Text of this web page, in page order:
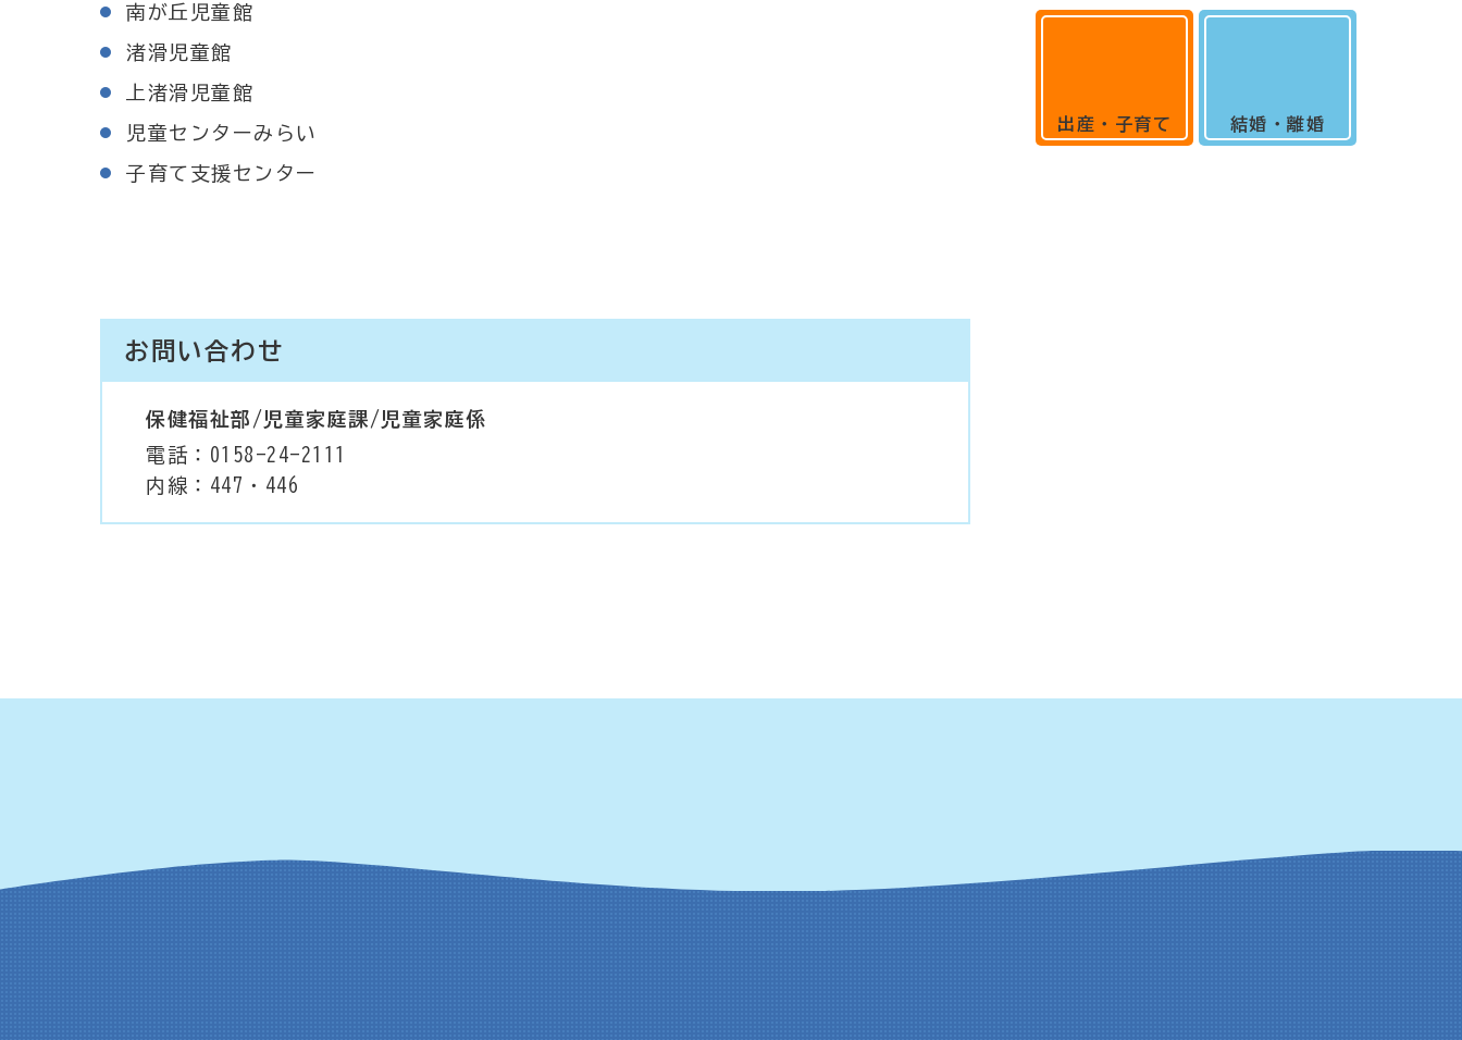
南が丘児童館
渚滑児童館
上渚滑児童館
児童センターみらい
子育て支援センター
お問い合わせ
保健福祉部/児童家庭課/児童家庭係
電話：0158-24-2111
内線：447・446
出産・子育て 結婚・離婚